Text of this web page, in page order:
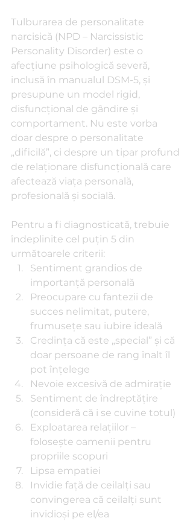
Tulburarea de personalitate
narcisică (NPD – Narcissistic
Personality Disorder) este o
afecțiune psihologică severă,
inclusă în manualul DSM-5, și
presupune un model rigid,
disfuncțional de gândire și
comportament. Nu este vorba
doar despre o personalitate
„dificilă”, ci despre un tipar profund
de relaționare disfuncțională care
afectează viața personală,
profesională și socială.
Pentru a fi diagnosticată, trebuie
îndeplinite cel puțin 5 din
următoarele criterii:
Sentiment grandios de
importanță personală
Preocupare cu fantezii de
succes nelimitat, putere,
frumusețe sau iubire ideală
Credința că este „special” și că
doar persoane de rang înalt îl
pot înțelege
Nevoie excesivă de admirație
Sentiment de îndreptățire
(consideră că i se cuvine totul)
Exploatarea relațiilor –
folosește oamenii pentru
propriile scopuri
Lipsa empatiei
Invidie față de ceilalți sau
convingerea că ceilalți sunt
invidioși pe el/ea